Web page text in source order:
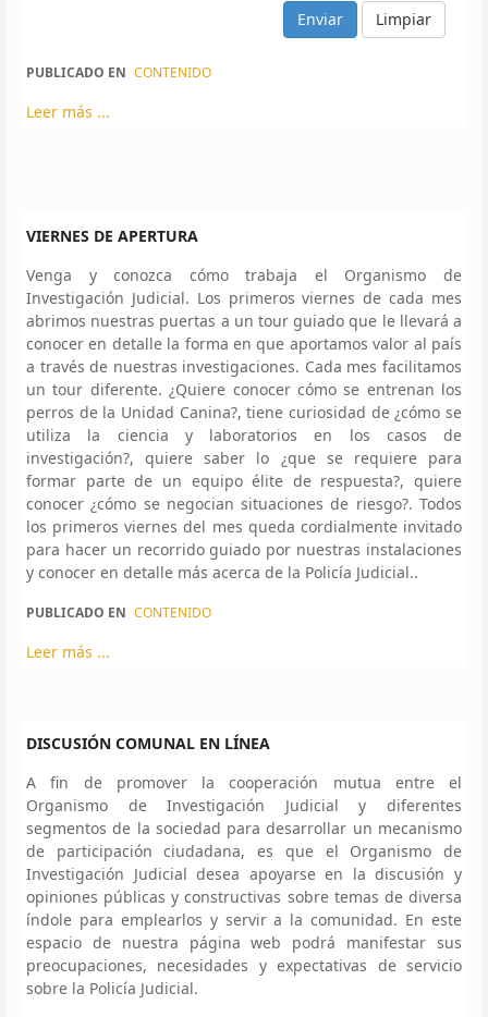
Limpiar
PUBLICADO EN CONTENIDO
Leer más ...
VIERNES DE APERTURA
Venga y conozca cómo trabaja el Organismo de
Investigación Judicial. Los primeros viernes de cada mes
abrimos nuestras puertas a un tour guiado que le llevará a
conocer en detalle la forma en que aportamos valor al país
a través de nuestras investigaciones. Cada mes facilitamos
un tour diferente. ¿Quiere conocer cómo se entrenan los
perros de la Unidad Canina?, tiene curiosidad de ¿cómo se
utiliza la ciencia y laboratorios en los casos de
investigación?, quiere saber lo ¿que se requiere para
formar parte de un equipo élite de respuesta?, quiere
conocer ¿cómo se negocian situaciones de riesgo?. Todos
los primeros viernes del mes queda cordialmente invitado
para hacer un recorrido guiado por nuestras instalaciones
y conocer en detalle más acerca de la Policía Judicial..
PUBLICADO EN CONTENIDO
Leer más ...
DISCUSIÓN COMUNAL EN LÍNEA
A fin de promover la cooperación mutua entre el
Organismo de Investigación Judicial y diferentes
segmentos de la sociedad para desarrollar un mecanismo
de participación ciudadana, es que el Organismo de
Investigación Judicial desea apoyarse en la discusión y
opiniones públicas y constructivas sobre temas de diversa
índole para emplearlos y servir a la comunidad. En este
espacio de nuestra página web podrá manifestar sus
preocupaciones, necesidades y expectativas de servicio
sobre la Policía Judicial.